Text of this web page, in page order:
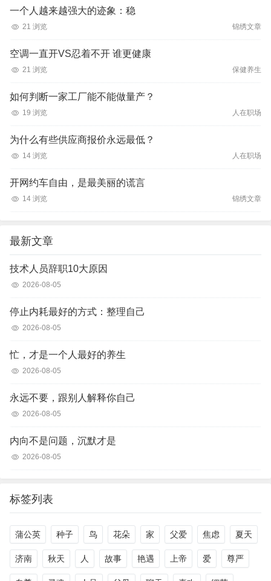
一个人越来越强大的迹象：稳
21 浏览 锦绣文章
空调一直开VS忍着不开 谁更健康
21 浏览 保健养生
如何判断一家工厂能不能做量产？
19 浏览 人在职场
为什么有些供应商报价永远最低？
14 浏览 人在职场
开网约车自由，是最美丽的谎言
14 浏览 锦绣文章
最新文章
技术人员辞职10大原因
2026-08-05
停止内耗最好的方式：整理自己
2026-08-05
忙，才是一个人最好的养生
2026-08-05
永远不要，跟别人解释你自己
2026-08-05
内向不是问题，沉默才是
2026-08-05
标签列表
蒲公英 种子 鸟 花朵 家 父爱 焦虑 夏天
济南 秋天 人 故事 艳遇 上帝 爱 尊严